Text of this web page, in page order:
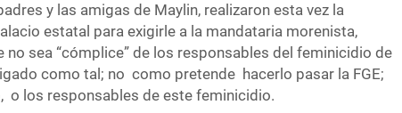
y las amigas de Maylin, realizaron esta vez la
estatal para exigirle a la mandataria morenista,
no sea “cómplice” de los responsables del feminicidio de
como tal; no como pretende hacerlo pasar la FGE;
o los responsables de este feminicidio.